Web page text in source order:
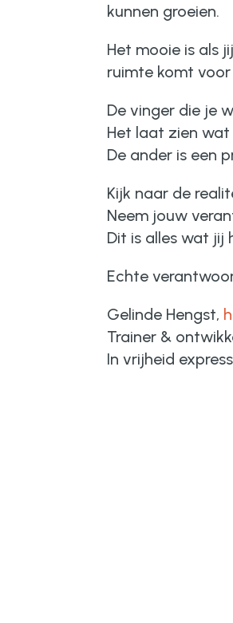
kunnen groeien.
Het mooie is als
ruimte komt voor
De vinger die je
Het laat zien
De ander is een
Kijk naar de
Neem jouw
Dit is alles wat jij
Echte
Gelinde Hengst,
Trainer &
In vrijheid